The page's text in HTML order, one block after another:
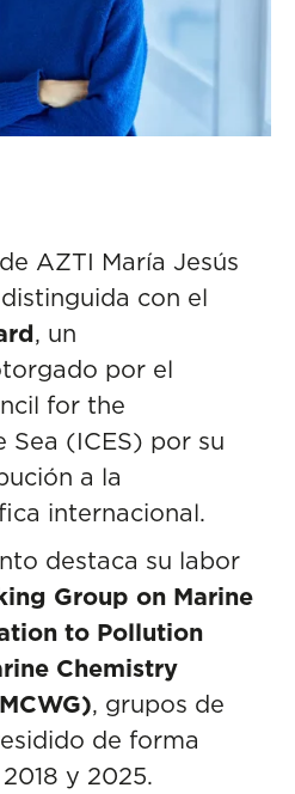
AZTI María Jesús
con el
, un
por el
for the
Sea (ICES) por su
a la
internacional.
destaca su labor
Group on Marine
to Pollution
Chemistry
, grupos de
de forma
y 2025.